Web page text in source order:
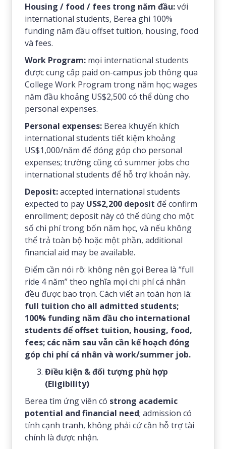
Housing / food / fees trong năm đầu:với
international students, Berea ghi 100%
funding năm đầu offset tuition, housing, food
và fees.
Work Program: mọi international students
được cung cấp paid on-campus job thông qua
College Work Program trong năm học; wages
năm đầu khoảng US$2,500 có thể dùng cho
personal expenses.
Personal expenses: Berea khuyến khích
international students tiết kiệm khoảng
US$1,000/năm để đóng góp cho personal
expenses; trường cũng có summer jobs cho
international students để hỗ trợ khoản này.
Deposit:accepted international students
expected to pay US$2,200 deposit để confirm
enrollment; deposit này có thể dùng cho một
số chi phí trong bốn năm học, và nếu không
thể trả toàn bộ hoặc một phần, additional
financial aid may be available.
Điểm cần nói rõ: không nên gọi Berea là “full
ride 4 năm” theo nghĩa mọi chi phí cá nhân
đều được bao trọn. Cách viết an toàn hơn là:
full tuition cho all admitted students;
100% funding năm đầu cho international
students để offset tuition, housing, food,
fees; các năm sau vẫn cần kế hoạch đóng
góp chi phí cá nhân và work/summer job.
Điều kiện & đối tượng phù hợp
(Eligibility)
Berea tìm ứng viên có strong academic
potential and financial need; admission có
tính cạnh tranh, không phải cứ cần hỗ trợ tài
chính là được nhận.